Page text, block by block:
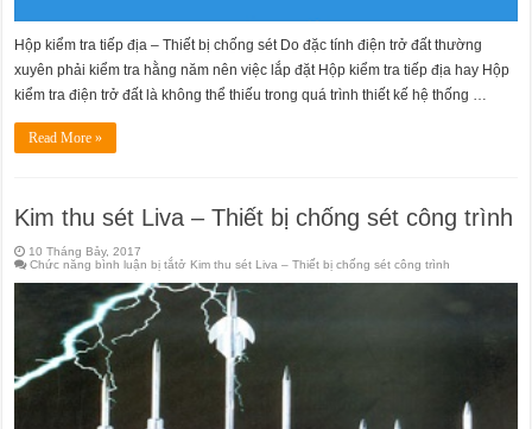
Hộp kiểm tra tiếp địa – Thiết bị chống sét Do đặc tính điện trở đất thường
xuyên phải kiểm tra hằng năm nên việc lắp đặt Hộp kiểm tra tiếp địa hay Hộp
kiểm tra điện trở đất là không thể thiếu trong quá trình thiết kế hệ thống …
Read More »
Kim thu sét Liva – Thiết bị chống sét công trình
10 Tháng Bảy, 2017
Chức năng bình luận bị tắtở Kim thu sét Liva – Thiết bị chống sét công trình